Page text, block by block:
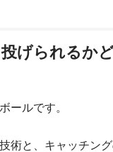
げられるか
ールです。
術と、キャッチン